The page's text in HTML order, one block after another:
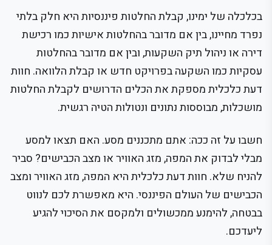
בכלכלה של ימינו, קבלת החלטות פיננסיות היא חלק בלתי
נפרד מחיינו, בין אם מדובר בהחלטות אישיות כמו רכישת
דירה או ניהול תיק השקעות, ובין אם מדובר בהחלטות
עסקיות כמו השקעה בפרויקט חדש או קבלת הלוואה. חוות
דעת כלכלית מספקת את הכלים הדרושים לקבלת החלטות
מושכלות, מבוססות נתונים ונטולות הטיה רגשית.
חשבו על זה ככה: אתם מתכננים מסע. האם תצאו למסע
מבלי לבדוק את המפה, מזג האוויר או מצב הכבישים? סביר
להניח שלא. חוות דעת כלכלית היא המפה, מזג האוויר ומצב
הכבישים של העולם הפיננסי. היא מאפשרת לכם לנווט
בבטחה, להימנע ממכשולים ולמקסם את הסיכוי להגיע
ליעדכם.